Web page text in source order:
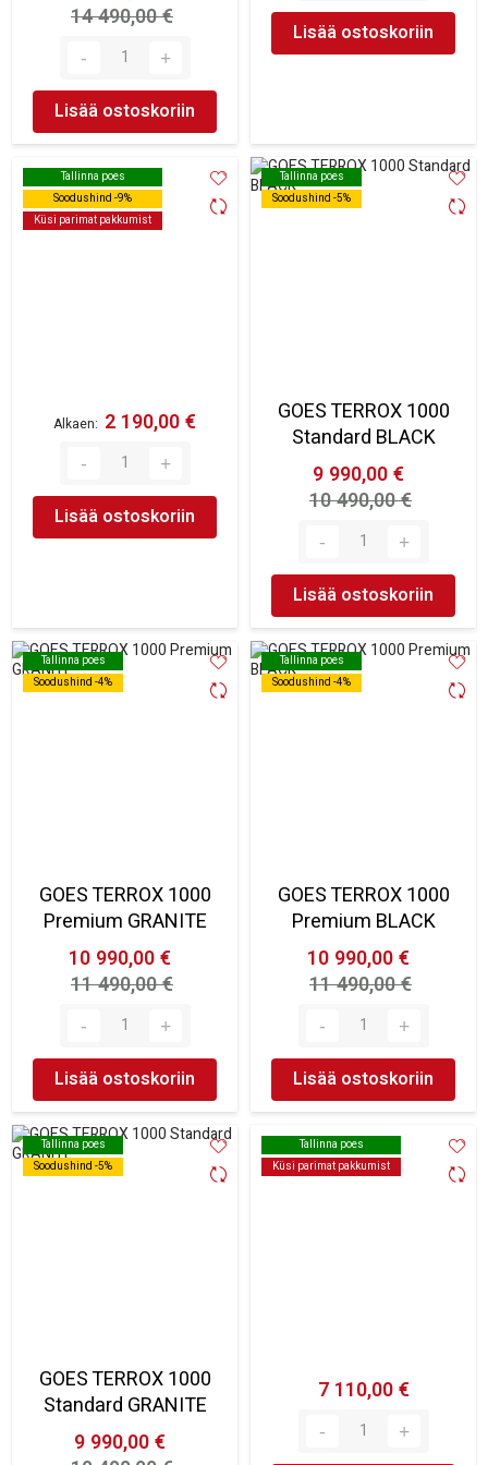
14 490,00 €
Lisää ostoskoriin
Lisää ostoskoriin
Tallinna poes
Soodushind -9%
Küsi parimat pakkumist
Tallinna poes
Soodushind -9%
Küsi parimat pakkumist
Alkaen 2 190,00 €
Lisää ostoskoriin
Tallinna poes
Soodushind -5%
Tallinna poes
Soodushind -5%
GOES TERROX 1000
Standard BLACK
9 990,00 €
10 490,00 €
Lisää ostoskoriin
Tallinna poes
Soodushind -4%
Tallinna poes
Soodushind -4%
GOES TERROX 1000
Premium GRANITE
10 990,00 €
11 490,00 €
Lisää ostoskoriin
Tallinna poes
Soodushind -4%
Tallinna poes
Soodushind -4%
GOES TERROX 1000
Premium BLACK
10 990,00 €
11 490,00 €
Lisää ostoskoriin
Tallinna poes
Soodushind -5%
Tallinna poes
Soodushind -5%
GOES TERROX 1000
Standard GRANITE
9 990,00 €
Tallinna poes
Küsi parimat pakkumist
Tallinna poes
Küsi parimat pakkumist
7 110,00 €